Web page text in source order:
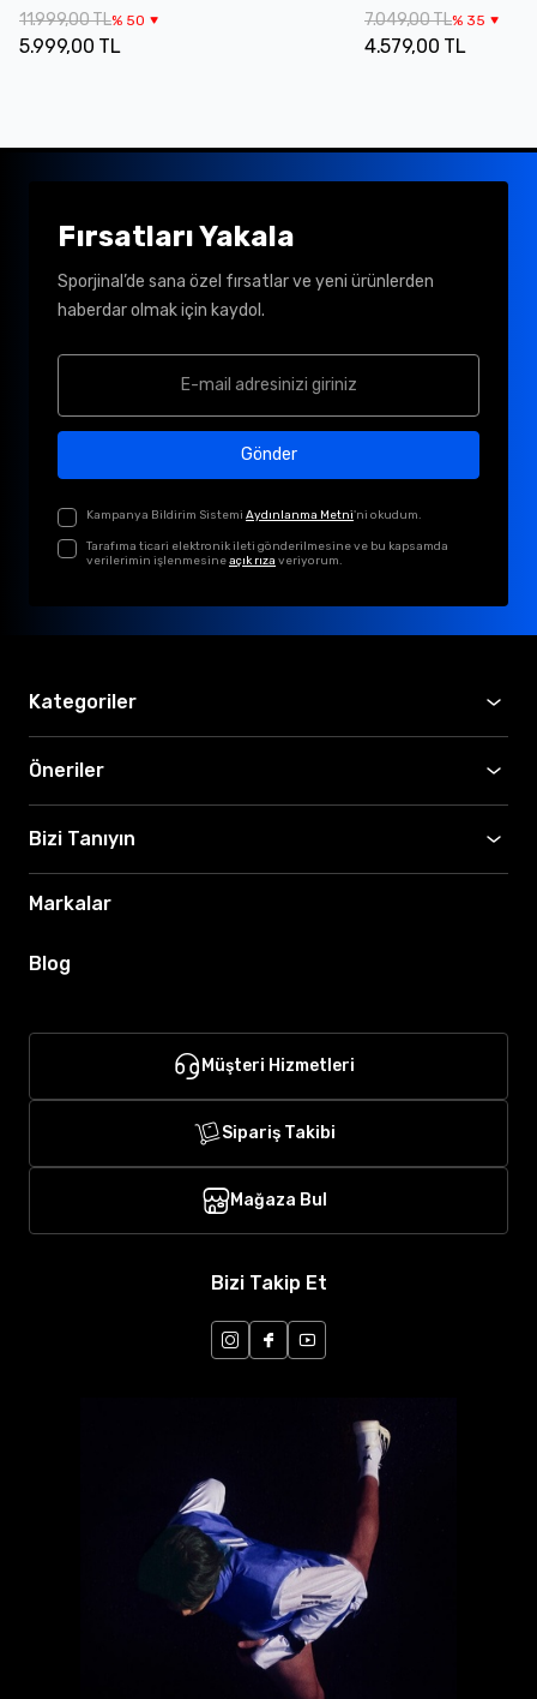
11.999,00 TL% 50
5.999,00 TL
7.049,00 TL% 35
4.579,00 TL
Fırsatları Yakala
Sporjinal’de sana özel fırsatlar ve yeni ürünlerden
haberdar olmak için kaydol.
Gönder
Kampanya Bildirim Sistemi Aydınlanma Metni'ni okudum.
Tarafıma ticari elektronik ileti gönderilmesine ve bu kapsamda
verilerimin işlenmesineaçık rıza veriyorum.
Kategoriler
Öneriler
Bizi Tanıyın
Markalar
Blog
Müşteri Hizmetleri
Sipariş Takibi
Mağaza Bul
Bizi Takip Et